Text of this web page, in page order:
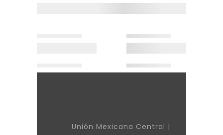
Unión Mexicana Central |